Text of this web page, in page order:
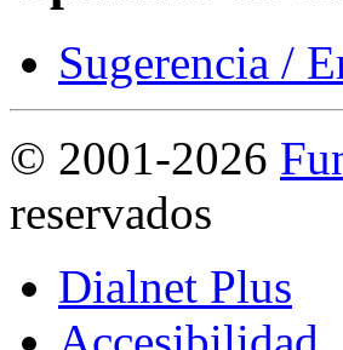
Sugerencia /
© 2001-2026
reservados
Dialnet Plus